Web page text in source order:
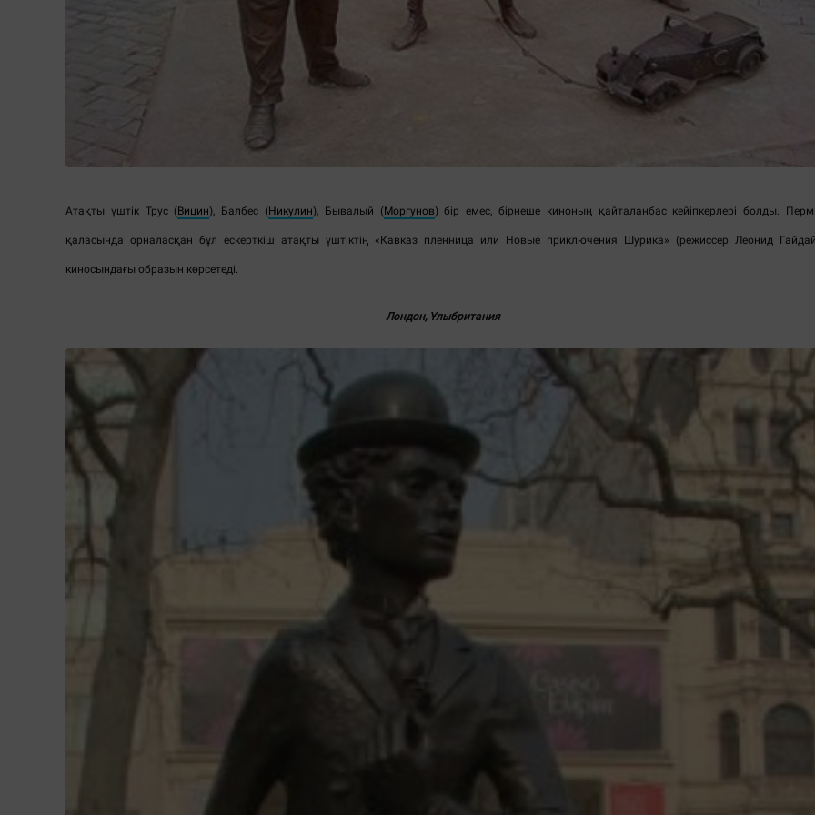
Атақты үштік Трус (Вицин), Балбес (Никулин), Бывалый (Моргунов) бір емес, бірнеше киноның қайталанбас кейіпкерлері болды.
қаласында орналасқан бұл ескерткіш атақты үштіктің «Кавказ пленница или Новые приключения Шурика» (режиссер Леонид
киносындағы образын көрсетеді.
Лондон, Ұлыбритания